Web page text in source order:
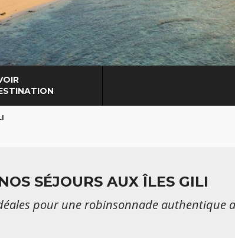
SÉJOURS AUX ÎLES GILI
pour une robinsonnade authentique